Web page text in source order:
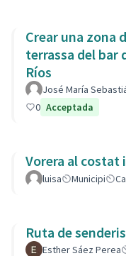
Crear una zona
terrassa del bar
Ríos
José María
0 Acceptada
Vorera al
luisa Municipi
Ruta de
Esther Sáez Perea